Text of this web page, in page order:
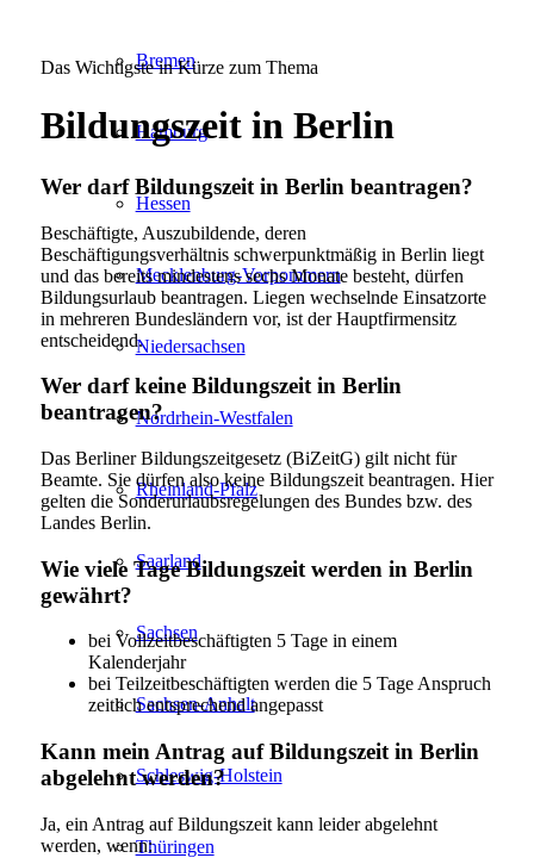
Bremen
Hamburg
Hessen
Mecklenburg-Vorpommern
Niedersachsen
Nordrhein-Westfalen
Rheinland-Pfalz
Saarland
Sachsen
Sachsen-Anhalt
Schleswig-Holstein
Thüringen
Das Wichtigste in Kürze zum Thema
Bildungszeit in Berlin
Wer darf Bildungszeit in Berlin beantragen?
Beschäftigte, Auszubildende, deren
Beschäftigungsverhältnis schwerpunktmäßig in Berlin liegt
und das bereits mindestens sechs Monate besteht, dürfen
Bildungsurlaub beantragen. Liegen wechselnde Einsatzorte
in mehreren Bundesländern vor, ist der Hauptfirmensitz
entscheidend.
Wer darf keine Bildungszeit in Berlin
beantragen?
Das Berliner Bildungszeitgesetz (BiZeitG) gilt nicht für
Beamte. Sie dürfen also keine Bildungszeit beantragen. Hier
gelten die Sonderurlaubsregelungen des Bundes bzw. des
Landes Berlin.
Wie viele Tage Bildungszeit werden in Berlin
gewährt?
bei Vollzeitbeschäftigten 5 Tage in einem
Kalenderjahr
bei Teilzeitbeschäftigten werden die 5 Tage Anspruch
zeitlich entsprechend angepasst
Kann mein Antrag auf Bildungszeit in Berlin
abgelehnt werden?
Ja, ein Antrag auf Bildungszeit kann leider abgelehnt
werden, wenn: